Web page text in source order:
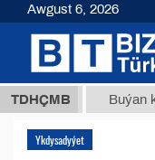
TDHÇMBBuýan
Ykdysadyýet
Awgust 6, 2026